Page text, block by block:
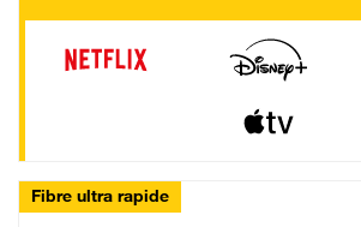
Fibre ultra rapide